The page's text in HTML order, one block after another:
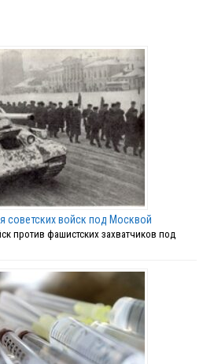
советских войск под Москвой
против фашистских захватчиков под